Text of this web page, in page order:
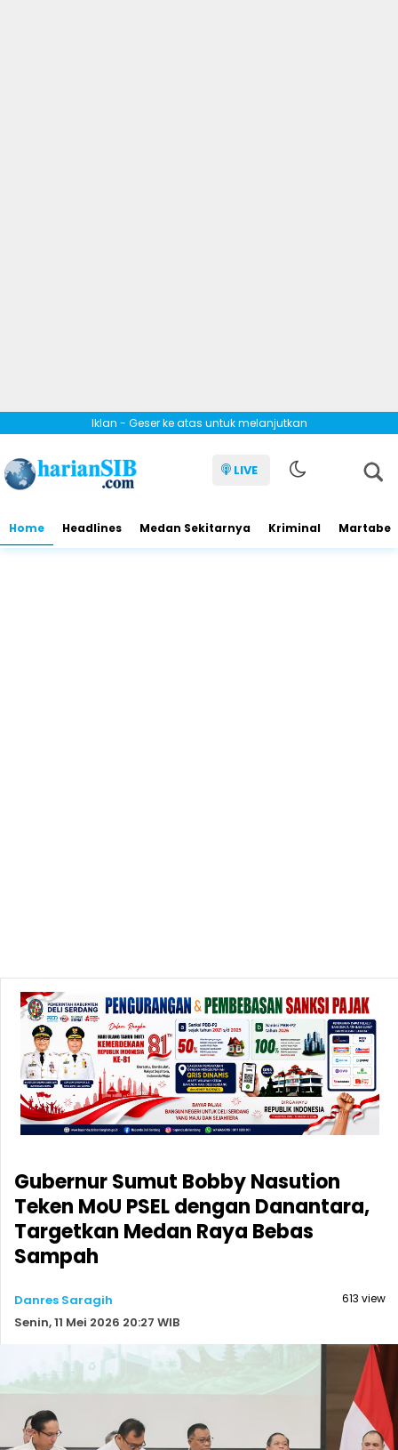
Iklan - Geser ke atas untuk melanjutkan
LIVE
Home Headlines Medan Sekitarnya Kriminal Martabe
Gubernur Sumut Bobby Nasution
Teken MoU PSEL dengan Danantara,
Targetkan Medan Raya Bebas
Sampah
Danres Saragih
Senin, 11 Mei 2026 20:27 WIB
613 view